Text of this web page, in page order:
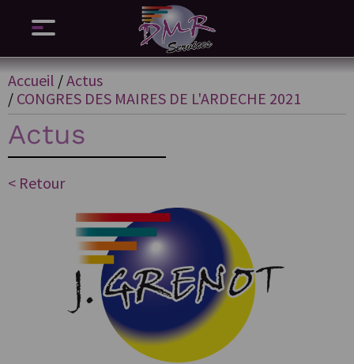
Accueil /Actus
/ CONGRES DES MAIRES DE L'ARDECHE 2021
Actus
< Retour